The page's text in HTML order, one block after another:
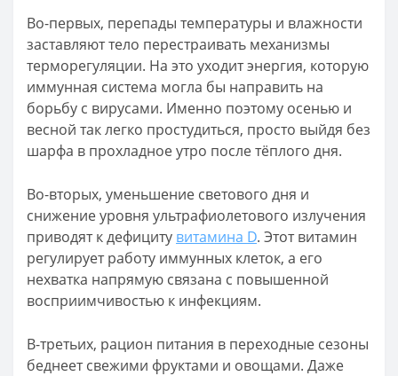
Во-первых, перепады температуры и влажности
заставляют тело перестраивать механизмы
терморегуляции. На это уходит энергия, которую
иммунная система могла бы направить на
борьбу с вирусами. Именно поэтому осенью и
весной так легко простудиться, просто выйдя без
шарфа в прохладное утро после тёплого дня.
Во-вторых, уменьшение светового дня и
снижение уровня ультрафиолетового излучения
приводят к дефициту витамина D. Этот витамин
регулирует работу иммунных клеток, а его
нехватка напрямую связана с повышенной
восприимчивостью к инфекциям.
В-третьих, рацион питания в переходные сезоны
беднеет свежими фруктами и овощами. Даже